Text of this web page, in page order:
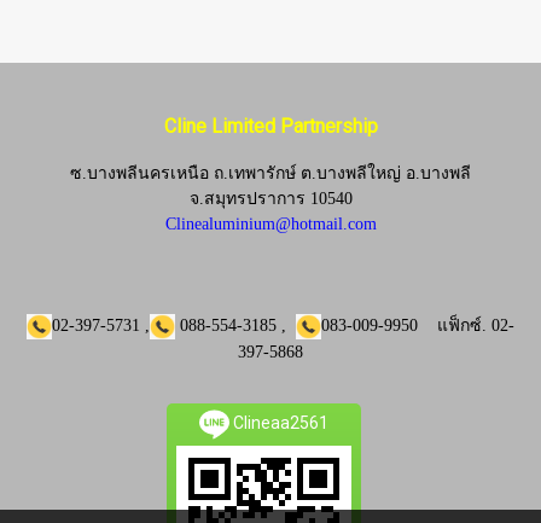
Cline Limited Partnership
ซ.บางพลีนครเหนือ ถ.เทพารักษ์ ต.บางพลีใหญ่ อ.บางพลี
จ.สมุทรปราการ 10540
Clinealuminium@hotmail.com
02-397-5731 , 088-554-3185 , 083-009-9950 แฟ็กซ์. 02-
397-5868
Clineaa2561